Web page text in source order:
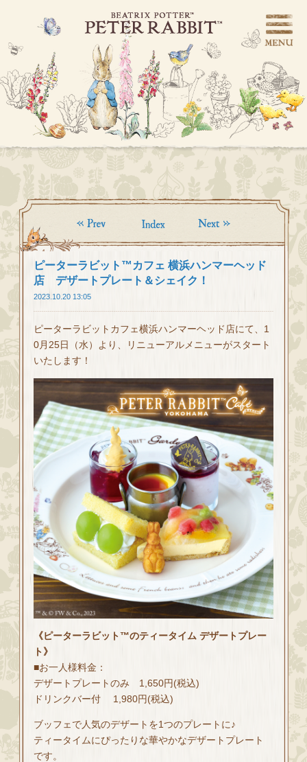
ピーターラビット™カフェ 横浜ハンマーヘッド
店 デザートプレート＆シェイク！
2023.10.20 13:05
ピーターラビットカフェ横浜ハンマーヘッド店にて、1
0月25日（水）より、リニューアルメニューがスタート
いたします！
《ピーターラビット™のティータイム デザートプレー
ト》
■お一人様料金：
デザートプレートのみ 1,650円(税込)
ドリンクバー付 1,980円(税込)
ブッフェで人気のデザートを1つのプレートに♪
ティータイムにぴったりな華やかなデザートプレート
です。